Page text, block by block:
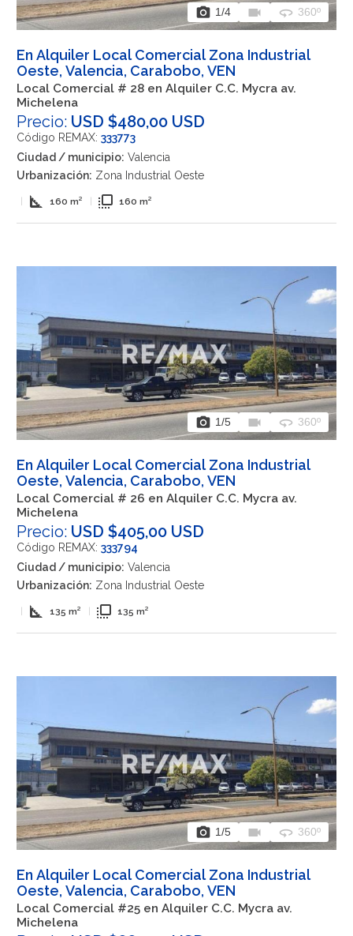
photo_camera 1/4 videocam 360 360º
En Alquiler Local Comercial Zona Industrial
Oeste, Valencia, Carabobo, VEN
Local Comercial # 28 en Alquiler C.C. Mycra av.
Michelena
Precio: USD $480,00 USD
Código REMAX: 333773
Ciudad / municipio: Valencia
Urbanización: Zona Industrial Oeste
square_foot 160 m² flip_to_front 160 m²
photo_camera 1/5 videocam 360 360º
En Alquiler Local Comercial Zona Industrial
Oeste, Valencia, Carabobo, VEN
Local Comercial # 26 en Alquiler C.C. Mycra av.
Michelena
Precio: USD $405,00 USD
Código REMAX: 333794
Ciudad / municipio: Valencia
Urbanización: Zona Industrial Oeste
square_foot 135 m² flip_to_front 135 m²
photo_camera 1/5 videocam 360 360º
En Alquiler Local Comercial Zona Industrial
Oeste, Valencia, Carabobo, VEN
Local Comercial #25 en Alquiler C.C. Mycra av.
Michelena